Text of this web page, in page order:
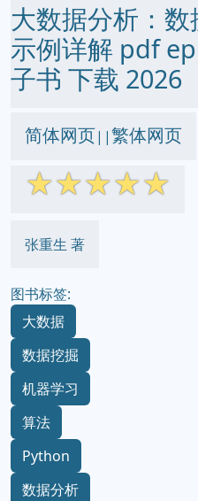
大数据分析：
示例详解 pdf
子书 下载 2026
简体网页||繁体网页
☆☆☆☆☆
张重生 著
图书标签:
大数据
数据挖掘
机器学习
算法
Python
数据分析